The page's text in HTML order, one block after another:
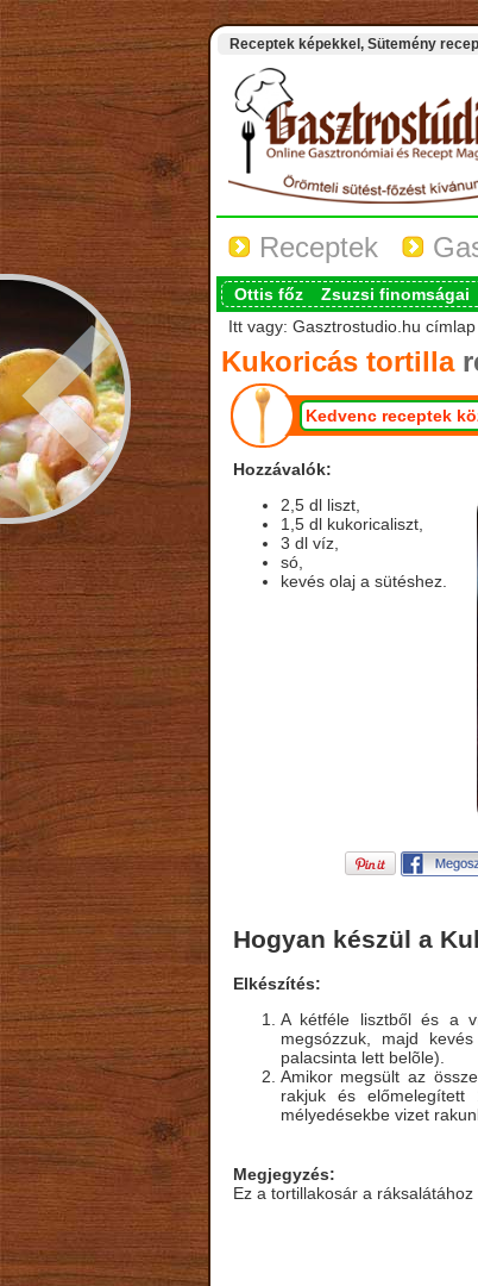
Receptek képekkel, Sütemény
Receptek
Ottis főz Zsuzsi finomságai
Itt vagy: Gasztrostudio.hu
Kukoricás tortilla
Kedvenc receptek
Hozzávalók:
2,5 dl liszt,
1,5 dl kukoricaliszt,
3 dl víz,
só,
kevés olaj a sütéshez.
Hogyan készül a
Elkészítés:
A kétféle lisztből és a
megsózzuk, majd
palacsinta lett belõle).
Amikor megsült az
rakjuk és
mélyedésekbe vizet
Megjegyzés:
Ez a tortillakosár a ráksalátához